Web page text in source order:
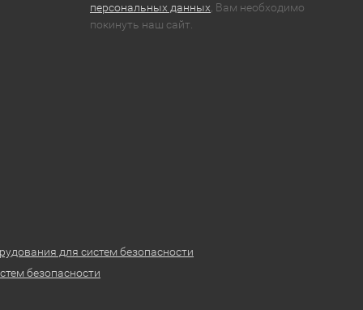
персональных данных , Вам необходимо
покинуть наш сайт.
для систем безопасности
безопасности